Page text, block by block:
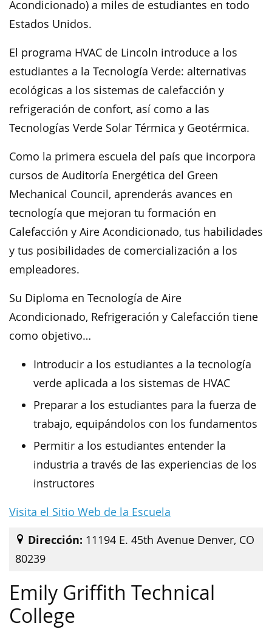
Acondicionado) a miles de estudiantes en todo
Estados Unidos.
El programa HVAC de Lincoln introduce a los
estudiantes a la Tecnología Verde: alternativas
ecológicas a los sistemas de calefacción y
refrigeración de confort, así como a las
Tecnologías Verde Solar Térmica y Geotérmica.
Como la primera escuela del país que incorpora
cursos de Auditoría Energética del Green
Mechanical Council, aprenderás avances en
tecnología que mejoran tu formación en
Calefacción y Aire Acondicionado, tus habilidades
y tus posibilidades de comercialización a los
empleadores.
Su Diploma en Tecnología de Aire
Acondicionado, Refrigeración y Calefacción tiene
como objetivo…
Introducir a los estudiantes a la tecnología
verde aplicada a los sistemas de HVAC
Preparar a los estudiantes para la fuerza de
trabajo, equipándolos con los fundamentos
Permitir a los estudiantes entender la
industria a través de las experiencias de los
instructores
Visita el Sitio Web de la Escuela
Dirección: 11194 E. 45th Avenue Denver, CO
80239
Emily Griffith Technical
College